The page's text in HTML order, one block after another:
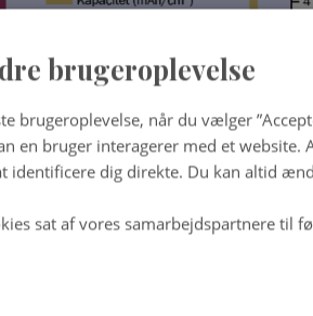
brugeroplevelse
brugeroplevelse, når du vælger
en bruger interagerer med et website.
identificere dig direkte. Du kan altid
sat af vores samarbejdspartnere til